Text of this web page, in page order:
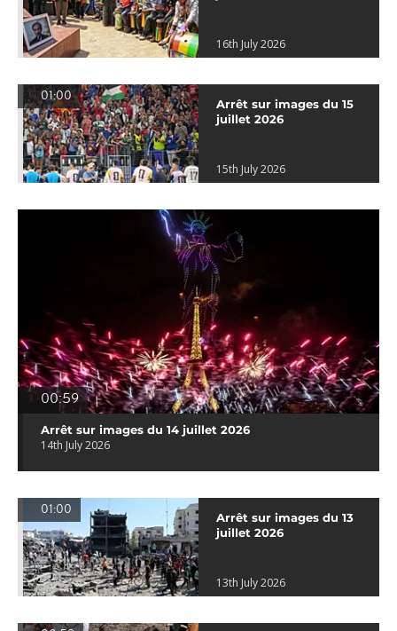
16th July 2026
01:00
Arrêt sur images du 15
juillet 2026
15th July 2026
00:59
Arrêt sur images du 14 juillet 2026
14th July 2026
01:00
Arrêt sur images du 13
juillet 2026
13th July 2026